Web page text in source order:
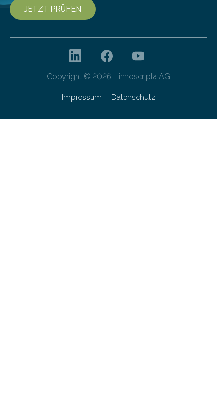
JETZT PRÜFEN
Copyright © 2026 - innoscripta AG
Impressum Datenschutz